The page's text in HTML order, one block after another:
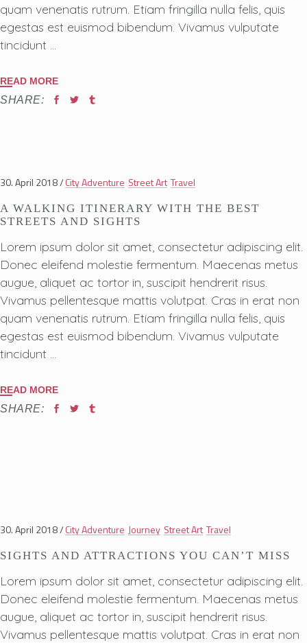
quam venenatis rutrum. Etiam fringilla nulla felis, quis
egestas est euismod bibendum. Vivamus vulputate
tincidunt
READ MORE
SHARE:
30. April 2018 City Adventure Street Art Travel
A WALKING ITINERARY WITH THE BEST
STREETS AND SIGHTS
Lorem ipsum dolor sit amet, consectetur adipiscing elit.
Donec eleifend molestie fermentum. Maecenas metus
augue, aliquet ac tortor in, suscipit hendrerit risus.
Vivamus pellentesque mattis volutpat. Cras in erat non
quam venenatis rutrum. Etiam fringilla nulla felis, quis
egestas est euismod bibendum. Vivamus vulputate
tincidunt
READ MORE
SHARE:
30. April 2018 City Adventure Journey Street Art Travel
SIGHTS AND ATTRACTIONS YOU CAN’T MISS
Lorem ipsum dolor sit amet, consectetur adipiscing elit.
Donec eleifend molestie fermentum. Maecenas metus
augue, aliquet ac tortor in, suscipit hendrerit risus.
Vivamus pellentesque mattis volutpat. Cras in erat non